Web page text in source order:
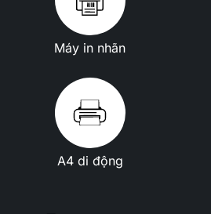
Máy in nhãn
A4 di động